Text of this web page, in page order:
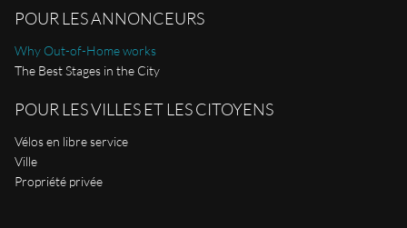
POUR LES ANNONCEURS
Why Out-of-Home works
The Best Stages in the City
POUR LES VILLES ET LES CITOYENS
Vélos en libre service
Ville
Propriété privée